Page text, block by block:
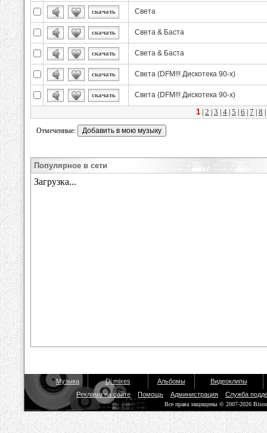
скачать Света
скачать Света & Баста
скачать Света & Баста
скачать Света (DFM!!! Дискотека 90-х)
скачать Света (DFM!!! Дискотека 90-х)
1 2 3 4 5 6 7 8
Отмеченные:
Популярное в сети
Музыка Dj mixes Альбомы
Видеоклипы
Реклама на сайте
Помощь Администрация Служба
Все права защищены © 2007-2026